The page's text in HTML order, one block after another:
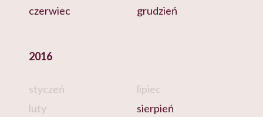
czerwiec
grudzień
2016
styczeń
luty
lipiec
sierpień